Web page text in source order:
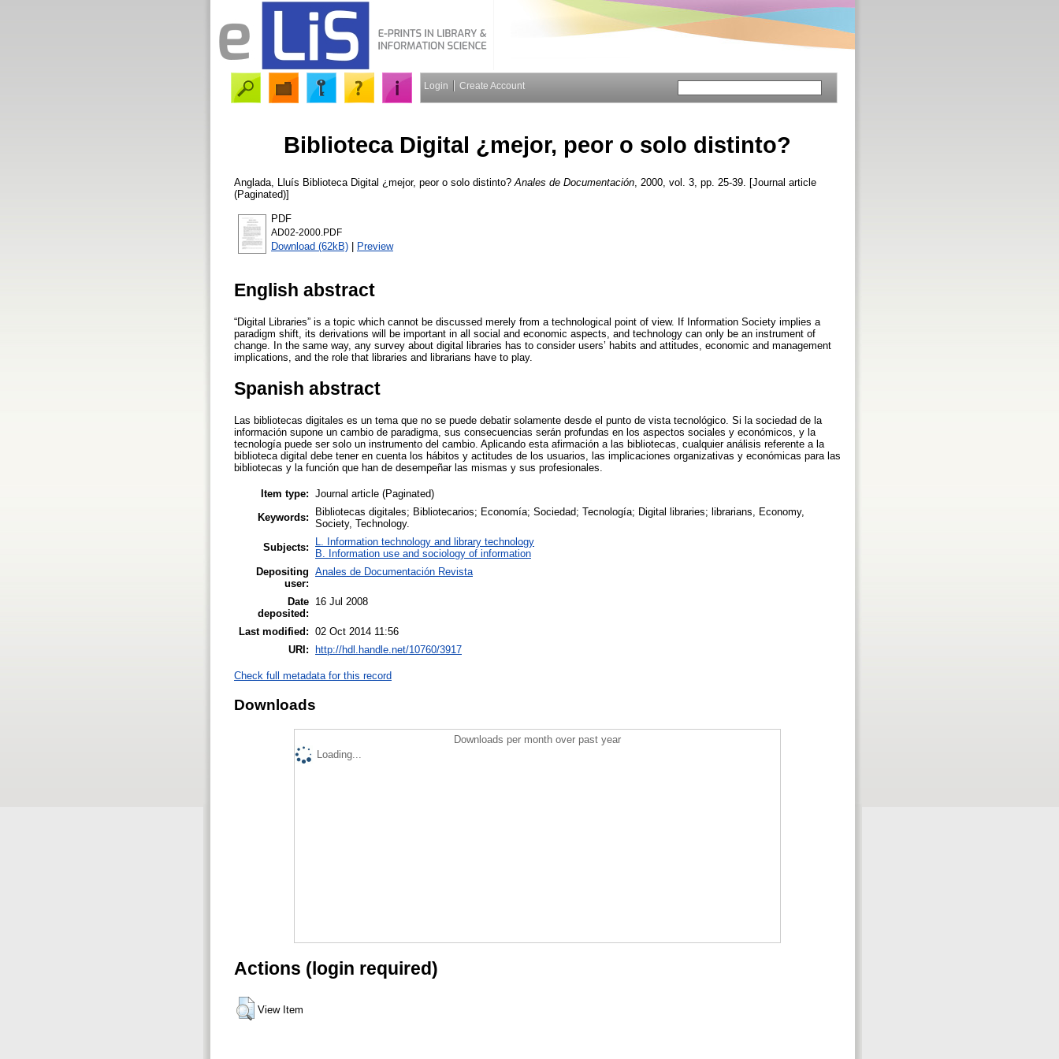
Login Create Account
Biblioteca Digital ¿mejor, peor o solo distinto?
Anglada, Lluís Biblioteca Digital ¿mejor, peor o solo distinto? Anales de Documentación , 2000, vol. 3, pp. 25-39. [Journal article
(Paginated)]
PDF
AD02-2000.PDF
Download (62kB) | Preview
English abstract
“Digital Libraries” is a topic which cannot be discussed merely from a technological point of view. If Information Society implies a
paradigm shift, its derivations will be important in all social and economic aspects, and technology can only be an instrument of
change. In the same way, any survey about digital libraries has to consider users’ habits and attitudes, economic and management
implications, and the role that libraries and librarians have to play.
Spanish abstract
Las bibliotecas digitales es un tema que no se puede debatir solamente desde el punto de vista tecnológico. Si la sociedad de la
información supone un cambio de paradigma, sus consecuencias serán profundas en los aspectos sociales y económicos, y la
tecnología puede ser solo un instrumento del cambio. Aplicando esta afirmación a las bibliotecas, cualquier análisis referente a la
biblioteca digital debe tener en cuenta los hábitos y actitudes de los usuarios, las implicaciones organizativas y económicas para las
bibliotecas y la función que han de desempeñar las mismas y sus profesionales.
Item type: Journal article (Paginated)
Keywords:
Bibliotecas digitales; Bibliotecarios; Economía; Sociedad; Tecnología; Digital libraries; librarians, Economy,
Society, Technology.
Subjects:
L. Information technology and library technology
B. Information use and sociology of information
Depositing
user:
Anales de Documentación Revista
Date
deposited:
16 Jul 2008
Last modified: 02 Oct 2014 11:56
URI:
http://hdl.handle.net/10760/3917
Check full metadata for this record
Downloads
Downloads per month over past year
Loading...
Actions (login required)
View Item